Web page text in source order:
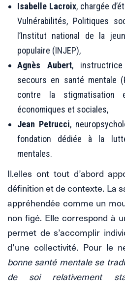
Isabelle Lacroix, chargée
Vulnérabilités, Politiques
l’Institut national de la
populaire (INJEP),
Agnès Aubert,
secours en santé mentale
contre la stigmatisation
économiques et sociales,
Jean Petrucci,
fondation dédiée à la
mentales.
Il.elles ont tout d’abord
définition et de contexte. La
appréhendée comme un
non figé. Elle correspond à
permet de s’accomplir
d’une collectivité. Pour le
bonne santé mentale se
de soi relativement